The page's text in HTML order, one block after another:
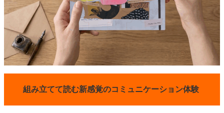
組み立てて読む新感覚のコミュニケーション体験